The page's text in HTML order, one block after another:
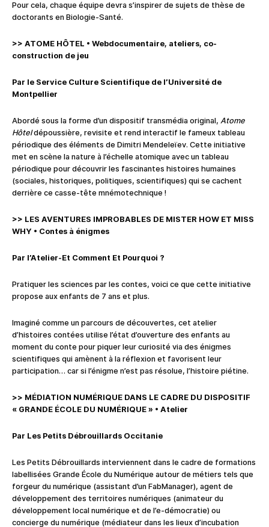
Pour cela, chaque équipe devra s’inspirer de sujets de thèse de
doctorants en Biologie-Santé.
>> ATOME HÔTEL • Webdocumentaire, ateliers, co-
construction de jeu
Par le Service Culture Scientifique de l’Université de
Montpellier
Abordé sous la forme d’un dispositif transmédia original, Atome
Hôteldépoussière, revisite et rend interactif le fameux tableau
périodique des éléments de Dimitri Mendeleïev. Cette initiative
met en scène la nature à l’échelle atomique avec un tableau
périodique pour découvrir les fascinantes histoires humaines
(sociales, historiques, politiques, scientifiques) qui se cachent
derrière ce casse-tête mnémotechnique !
>> LES AVENTURES IMPROBABLES DE MISTER HOW ET MISS
WHY • Contes à énigmes
Par l’Atelier-Et Comment Et Pourquoi ?
Pratiquer les sciences par les contes, voici ce que cette initiative
propose aux enfants de 7 ans et plus.
Imaginé comme un parcours de découvertes, cet atelier
d’histoires contées utilise l’état d’ouverture des enfants au
moment du conte pour piquer leur curiosité via des énigmes
scientifiques qui amènent à la réflexion et favorisent leur
participation… car si l’énigme n’est pas résolue, l’histoire piétine.
>> MÉDIATION NUMÉRIQUE DANS LE CADRE DU DISPOSITIF
« GRANDE ÉCOLE DU NUMÉRIQUE » • Atelier
Par Les Petits Débrouillards Occitanie
Les Petits Débrouillards interviennent dans le cadre de formations
labellisées Grande École du Numérique autour de métiers tels que
forgeur du numérique (assistant d’un FabManager), agent de
développement des territoires numériques (animateur du
développement local numérique et de l’e-démocratie) ou
concierge du numérique (médiateur dans les lieux d’incubation